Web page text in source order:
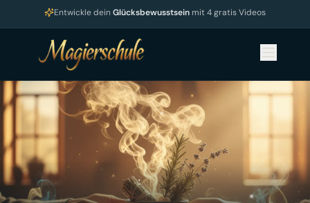
Entwickle dein Glücksbewusstseinmit 4 gratis Videos